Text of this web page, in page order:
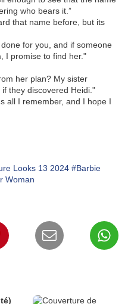
who bears it.”
that name before, but its
for you, and if someone
I promise to find her."
her plan? My sister
they discovered Heidi."
all I remember, and I hope I
Looks 13 2024 #Barbie
Woman